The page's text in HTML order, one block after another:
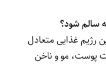
سالم شود؟
رژیم غذایی متعادل
پوست، مو و ناخن